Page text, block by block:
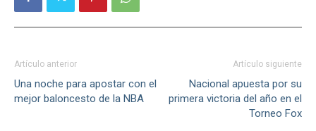
Artículo anterior
Una noche para apostar con el
mejor baloncesto de la NBA
Artículo siguiente
Nacional apuesta por su
primera victoria del año en el
Torneo Fox